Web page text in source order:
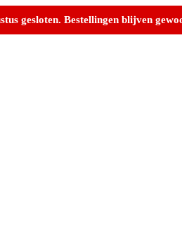
gesloten. Bestellingen blijven